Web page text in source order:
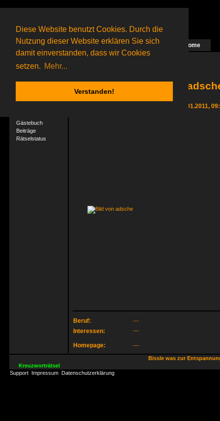
Diese Website benutzt Cookies. Durch die
Nutzung dieser Website erklären Sie sich
damit einverstanden, dass wir Cookies
setzen. Mehr...
Verstanden!
Das nächste Rätsel ist in Arbeit Home
15 Gagolganeronline(0 registrierte und 15 Gäste)
Gagolganer:
9732Rätsel online:
Gästebuch
Beiträge
Rätselstatus
Letzter Login 02.01.2011,
Beruf: ---
Interessen: ---
Homepage: ---
Bissle was zur
Kreuzworträtsel
Support Impressum Datenschutzerklärung